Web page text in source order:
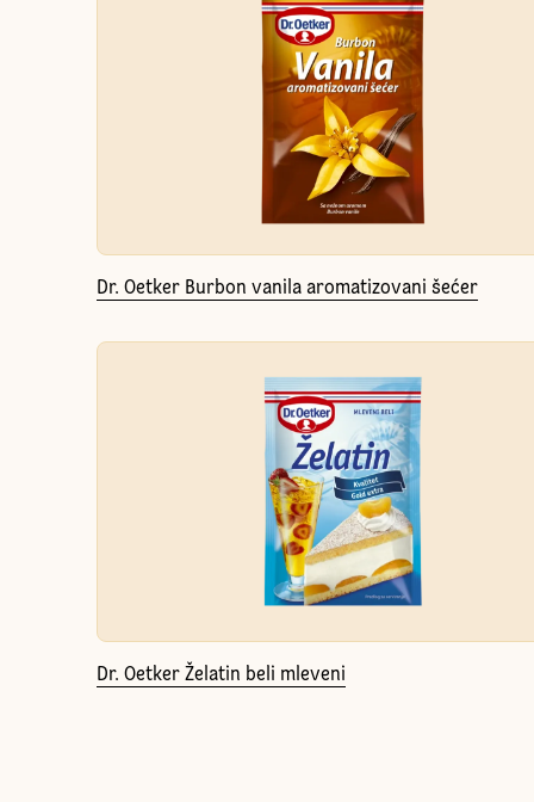
Dr. Oetker Burbon vanila aromatizovani šećer
Dr. Oetker Želatin beli mleveni